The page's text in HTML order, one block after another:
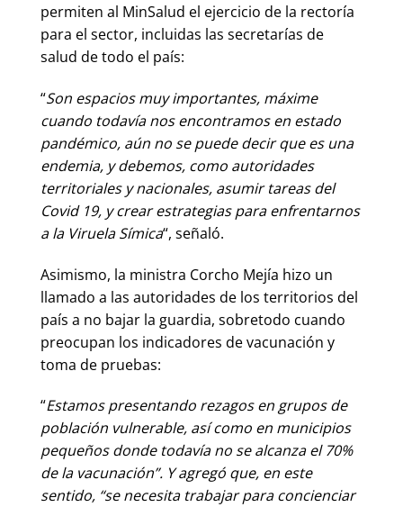
permiten al MinSalud el ejercicio de la rectoría
para el sector, incluidas las secretarías de
salud de todo el país:
“Son espacios muy importantes, máxime
cuando todavía nos encontramos en estado
pandémico, aún no se puede decir que es una
endemia, y debemos, como autoridades
territoriales y nacionales, asumir tareas del
Covid 19, y crear estrategias para enfrentarnos
a la Viruela Símica“, señaló.
Asimismo, la ministra Corcho Mejía hizo un
llamado a las autoridades de los territorios del
país a no bajar la guardia, sobretodo cuando
preocupan los indicadores de vacunación y
toma de pruebas:
“Estamos presentando rezagos en grupos de
población vulnerable, así como en municipios
pequeños donde todavía no se alcanza el 70%
de la vacunación”. Y agregó que, en este
sentido, “se necesita trabajar para concienciar